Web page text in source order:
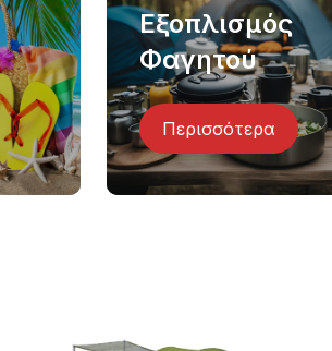
Εξοπλισμός
Φαγητού
Περισσότερα